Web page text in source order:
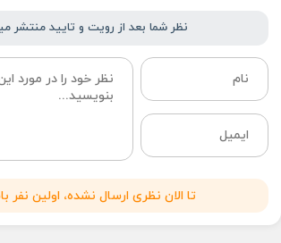
نظر شما بعد از رویت و تایید منتشر
تا الان نظری ارسال نشده، اولین نفر